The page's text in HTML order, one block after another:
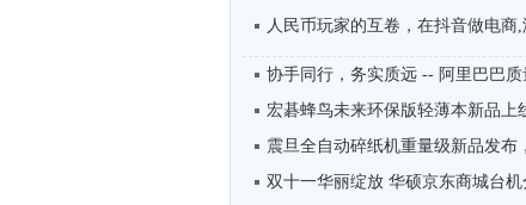
人民币玩家的互卷，在抖音做电商
协手同行，务实质远 -- 阿里巴巴
宏碁蜂鸟未来环保版轻薄本新品上
震旦全自动碎纸机重量级新品发布
双十一华丽绽放 华硕京东商城台